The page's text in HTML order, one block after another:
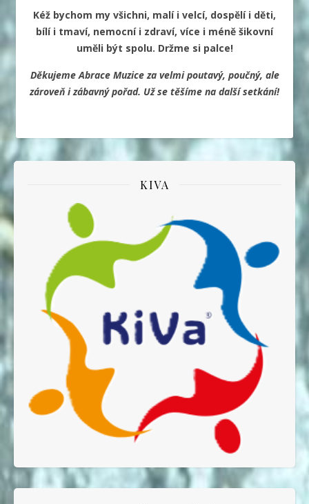
Kéž bychom my všichni, malí i velcí, dospělí i děti,
bílí i tmaví, nemocní i zdraví, více i méně šikovní
uměli být spolu. Držme si palce!
Děkujeme Abrace Muzice za velmi poutavý, poučný, ale
zároveň i zábavný pořad. Už se těšíme na další setkání!
KIVA